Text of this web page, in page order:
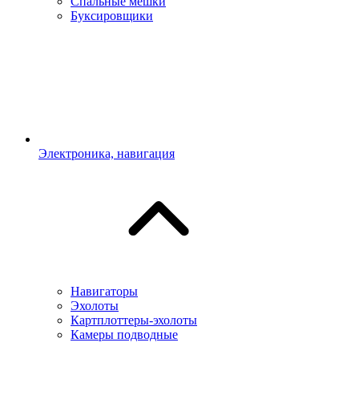
Буксировщики
Электроника, навигация
Навигаторы
Эхолоты
Картплоттеры-эхолоты
Камеры подводные